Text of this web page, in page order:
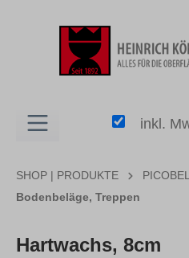
inkl.
SHOP | PRODUKTE
Bodenbeläge, Treppen
Hartwachs, 8cm